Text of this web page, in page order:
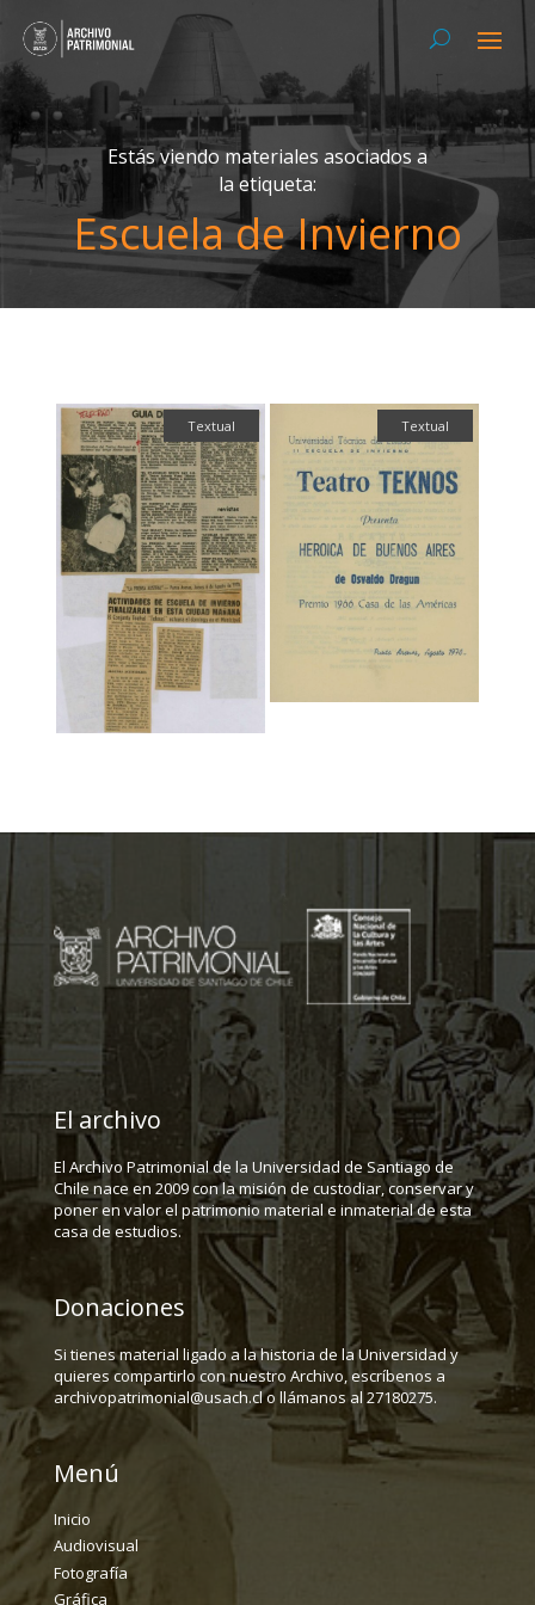
Estás viendo materiales asociados a
la etiqueta:
Escuela de Invierno
Textual Textual
El archivo
El Archivo Patrimonial de la Universidad de Santiago de
Chile nace en 2009 con la misión de custodiar, conservar y
poner en valor el patrimonio material e inmaterial de esta
casa de estudios.
Donaciones
Si tienes material ligado a la historia de la Universidad y
quieres compartirlo con nuestro Archivo, escríbenos a
archivopatrimonial@usach.cl o llámanos al 27180275.
Menú
Inicio
Audiovisual
Fotografía
Gráfica